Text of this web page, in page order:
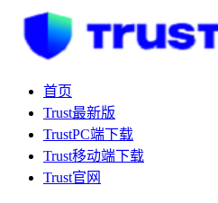
首页
Trust最新版
TrustPC端下载
Trust移动端下载
Trust官网